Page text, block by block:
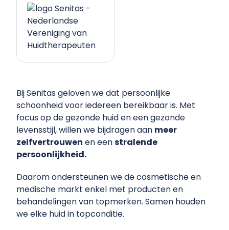
Bij Senitas geloven we dat persoonlijke
schoonheid voor iedereen bereikbaar is. Met
focus op de gezonde huid en een gezonde
levensstijl, willen we bijdragen aan meer
zelfvertrouwen en eenstralende
persoonlijkheid.
Daarom ondersteunen we de cosmetische en
medische markt enkel met producten en
behandelingen van topmerken. Samen houden
we elke huid in topconditie.